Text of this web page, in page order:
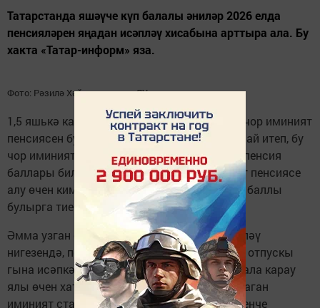
Татарстанда яшәүче күп балалы әниләр 2026 елда
пенсияләрен яңадан исәпләү хисабына арттыра ала. Бу
хакта «Татар-информ» яза.
Фото: Рәзилә Хәйретдинова, «ЯҮ»
1,5 яшькә кадәр бала карау ялында булган чор иминият
пенсиясен булдырганда исәпкә алына. Шулай итеп, бу
чор иминият стажына керә, һәм аның өчен пенсия
баллары билгеләнә. Искәртеп үтик, иминият пенсиясе
алу өчен кимендә 15 ел стаж һәм 30 пенсия баллы
булырга тиеш.
Әмма узган елга кадәр гамәлдә булган чикләү
нигезендә, пенсия исәпләгәндә дүрт декрет отпускы
гына исәпкә алынган. Башкача әйткәндә, бала карау
ялы өчен хатын-кыз 6 елдан да артык булмаган
иминият стажы алган. Әгәр хатын-кыз бишенче